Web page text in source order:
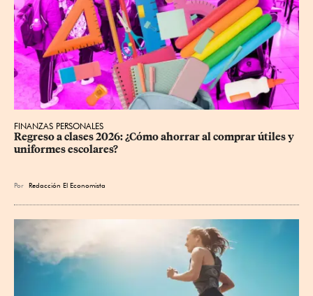
FINANZAS PERSONALES
Regreso a clases 2026: ¿Cómo ahorrar al comprar útiles y
uniformes escolares?
Por Redacción El Economista